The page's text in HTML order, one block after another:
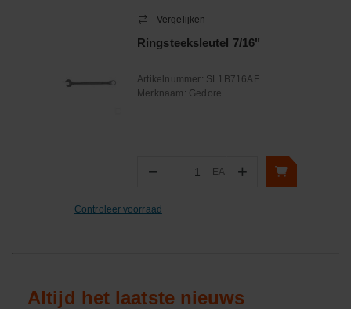
Vergelijken
Ringsteeksleutel 7/16"
Artikelnummer: SL1B716AF
Merknaam: Gedore
− Aantal
EA +
Controleer voorraad
Altijd het laatste nieuws